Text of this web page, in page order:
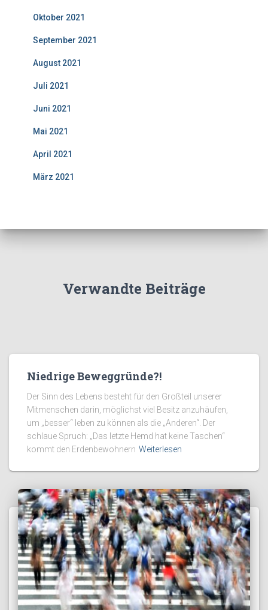
Oktober 2021
September 2021
August 2021
Juli 2021
Juni 2021
Mai 2021
April 2021
März 2021
Verwandte Beiträge
Niedrige Beweggründe?!
Der Sinn des Lebens besteht für den Großteil unserer
Mitmenschen darin, möglichst viel Besitz anzuhäufen,
um „besser“ leben zu können als die „Anderen“. Der
schlaue Spruch: „Das letzte Hemd hat keine Taschen“
kommt den Erdenbewohnern Weiterlesen